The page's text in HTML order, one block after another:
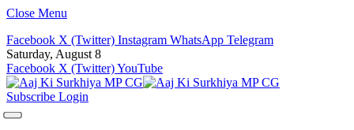
Close Menu
Facebook X (Twitter) Instagram WhatsApp Telegram
Saturday, August 8
Facebook X (Twitter)YouTube
Subscribe Login